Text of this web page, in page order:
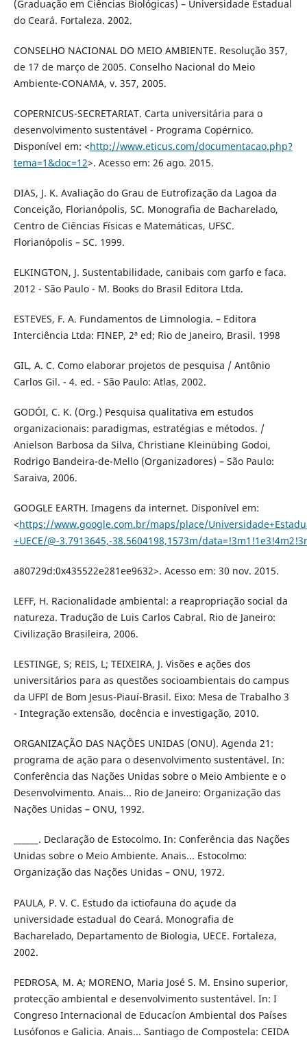
(Graduação em Ciências Biológicas) – Universidade Estadual
do Ceará. Fortaleza. 2002.
CONSELHO NACIONAL DO MEIO AMBIENTE. Resolução 357,
de 17 de março de 2005. Conselho Nacional do Meio
Ambiente-CONAMA, v. 357, 2005.
COPERNICUS-SECRETARIAT. Carta universitária para o
desenvolvimento sustentável - Programa Copérnico.
Disponível em: <http://www.eticus.com/documentacao.php?
tema=1&doc=12>. Acesso em: 26 ago. 2015.
DIAS, J. K. Avaliação do Grau de Eutrofização da Lagoa da
Conceição, Florianópolis, SC. Monografia de Bacharelado,
Centro de Ciências Físicas e Matemáticas, UFSC.
Florianópolis – SC. 1999.
ELKINGTON, J. Sustentabilidade, canibais com garfo e faca.
2012 - São Paulo - M. Books do Brasil Editora Ltda.
ESTEVES, F. A. Fundamentos de Limnologia. – Editora
Interciência Ltda: FINEP, 2ª ed; Rio de Janeiro, Brasil. 1998
GIL, A. C. Como elaborar projetos de pesquisa / Antônio
Carlos Gil. - 4. ed. - São Paulo: Atlas, 2002.
GODÓI, C. K. (Org.) Pesquisa qualitativa em estudos
organizacionais: paradigmas, estratégias e métodos. /
Anielson Barbosa da Silva, Christiane Kleinübing Godoi,
Rodrigo Bandeira-de-Mello (Organizadores) – São Paulo:
Saraiva, 2006.
GOOGLE EARTH. Imagens da internet. Disponível em:
<https://www.google.com.br/maps/place/
+UECE/@-3.7913645,-38.5604198,1573m/
a80729d:0x435522e281ee9632>. Acesso em: 30 nov. 2015.
LEFF, H. Racionalidade ambiental: a reapropriação social da
natureza. Tradução de Luis Carlos Cabral. Rio de Janeiro:
Civilização Brasileira, 2006.
LESTINGE, S; REIS, L; TEIXEIRA, J. Visões e ações dos
universitários para as questões socioambientais do campus
da UFPI de Bom Jesus-Piauí-Brasil. Eixo: Mesa de Trabalho 3
- Integração extensão, docência e investigação, 2010.
ORGANIZAÇÃO DAS NAÇÕES UNIDAS (ONU). Agenda 21:
programa de ação para o desenvolvimento sustentável. In:
Conferência das Nações Unidas sobre o Meio Ambiente e o
Desenvolvimento. Anais... Rio de Janeiro: Organização das
Nações Unidas – ONU, 1992.
______. Declaração de Estocolmo. In: Conferência das Nações
Unidas sobre o Meio Ambiente. Anais... Estocolmo:
Organização das Nações Unidas – ONU, 1972.
PAULA, P. V. C. Estudo da ictiofauna do açude da
universidade estadual do Ceará. Monografia de
Bacharelado, Departamento de Biologia, UECE. Fortaleza,
2002.
PEDROSA, M. A; MORENO, Maria José S. M. Ensino superior,
protecção ambiental e desenvolvimento sustentável. In: I
Congreso Internacional de Educacíon Ambiental dos Países
Lusófonos e Galicia. Anais... Santiago de Compostela: CEIDA